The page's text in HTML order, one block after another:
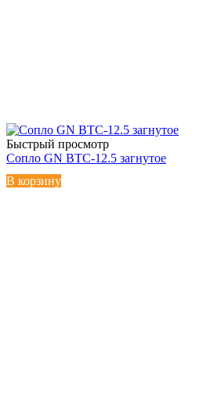
Быстрый просмотр
Сопло GN BTC-12.5 загнутое
В корзину